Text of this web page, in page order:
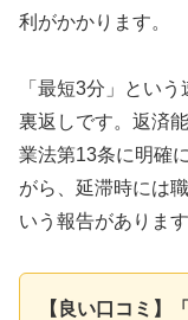
利がかかります。
「最短3分」とい
裏返しです。返済
業法第13条に明確
がら、延滞時には
いう報告があります
【良い口コミ】